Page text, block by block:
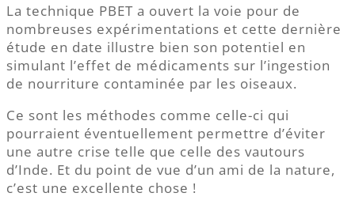
La technique PBET a ouvert la voie pour de
nombreuses expérimentations et cette dernière
étude en date illustre bien son potentiel en
simulant l’effet de médicaments sur l’ingestion
de nourriture contaminée par les oiseaux.
Ce sont les méthodes comme celle-ci qui
pourraient éventuellement permettre d’éviter
une autre crise telle que celle des vautours
d’Inde. Et du point de vue d’un ami de la nature,
c’est une excellente chose !